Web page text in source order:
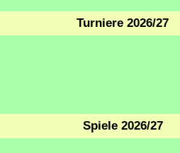
Turniere 2026/27
Spiele 2026/27